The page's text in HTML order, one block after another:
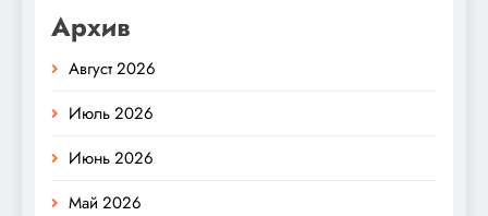
Архив
Август 2026
Июль 2026
Июнь 2026
Май 2026